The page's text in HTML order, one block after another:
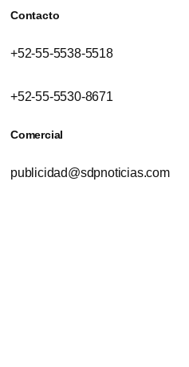
Contacto
+52-55-5538-5518
+52-55-5530-8671
Comercial
publicidad@sdpnoticias.com